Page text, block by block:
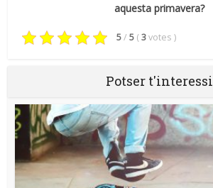
aquesta primavera?
5/ 5 (3votes )
Potser t'interessi